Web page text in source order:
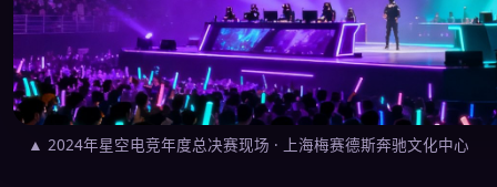
▲ 2024年星空电竞年度总决赛现场 · 上海梅赛德斯奔驰文化中心